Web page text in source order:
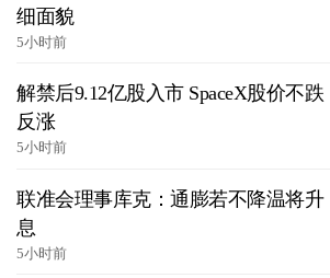
细面貌
5小时前
解禁后9.12亿股入市 SpaceX股价不跌
反涨
5小时前
联准会理事库克：通膨若不降温将升
息
5小时前